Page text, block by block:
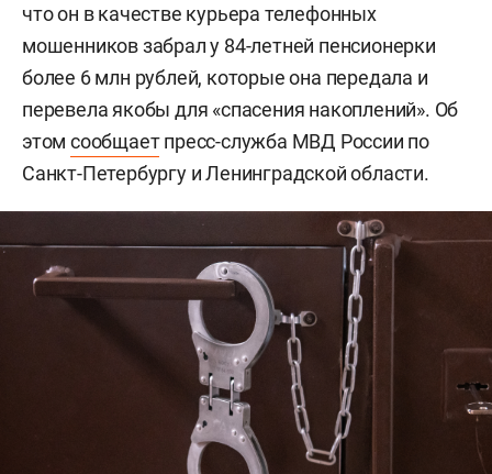
что он в качестве курьера телефонных
мошенников забрал у 84-летней пенсионерки
более 6 млн рублей, которые она передала и
перевела якобы для «спасения накоплений». Об
этом сообщаетпресс-служба МВД России по
Санкт-Петербургу и Ленинградской области.